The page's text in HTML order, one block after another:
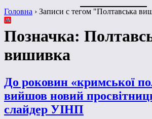
Головна › Записи с тегом "Полтавська
Позначка:
вишивка
До роковин «кримської
вийшов новий
слайдер УІНП